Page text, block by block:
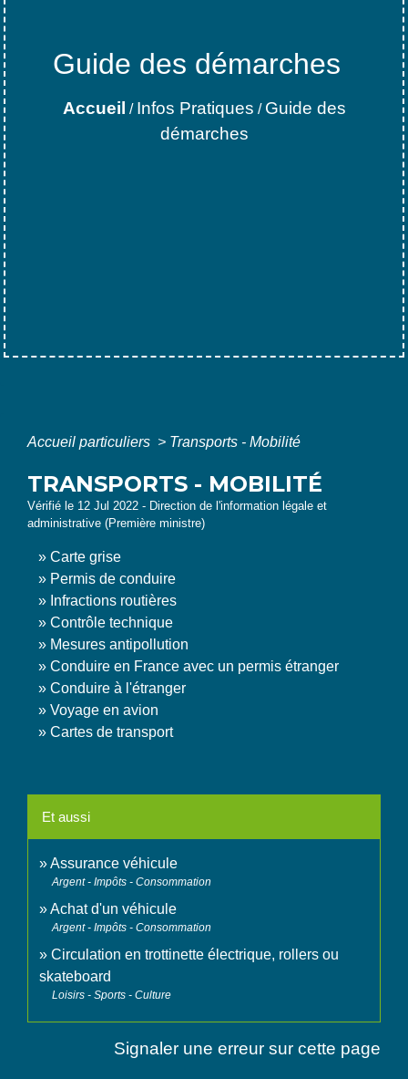
Guide des démarches
Accueil / Infos Pratiques / Guide des
démarches
Accueil particuliers > Transports - Mobilité
TRANSPORTS - MOBILITÉ
Vérifié le 12 Jul 2022 - Direction de l'information légale et
administrative (Première ministre)
Carte grise
Permis de conduire
Infractions routières
Contrôle technique
Mesures antipollution
Conduire en France avec un permis étranger
Conduire à l'étranger
Voyage en avion
Cartes de transport
Et aussi
Assurance véhicule
Argent - Impôts - Consommation
Achat d'un véhicule
Argent - Impôts - Consommation
Circulation en trottinette électrique, rollers ou
skateboard
Loisirs - Sports - Culture
Signaler une erreur sur cette page